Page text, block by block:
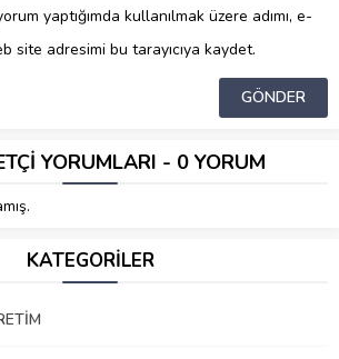
yaptığımda kullanılmak üzere adımı, e-
site adresimi bu tarayıcıya kaydet.
YORUMLARI - 0 YORUM
KATEGORİLER